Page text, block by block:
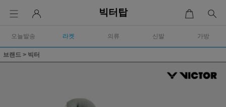
빅터탑
오늘발송 라켓 의류 신발 가방
브랜드 > 빅터